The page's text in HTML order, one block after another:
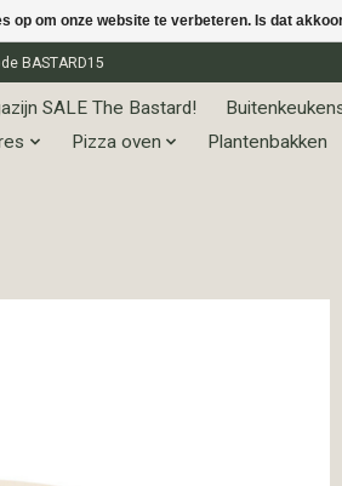
BASTARD15
SALE The Bastard!
Pizza oven Plantenbakken
op om onze website te verbeteren. Is dat